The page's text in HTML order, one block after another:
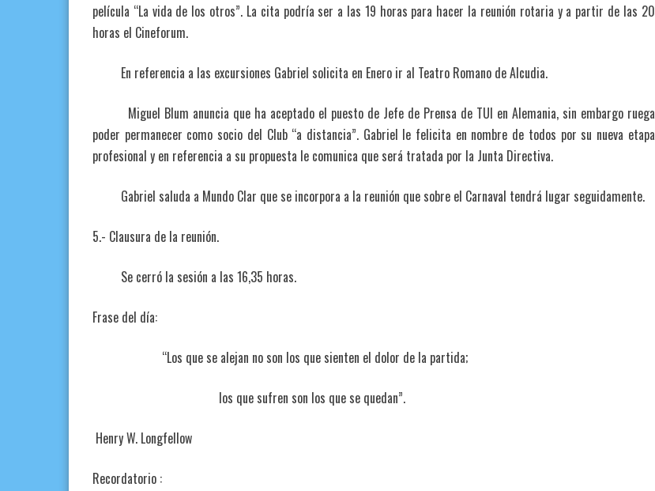
película “La vida de los otros”. La cita podría ser a las 19 horas para hacer la reunión rotaria y a partir de las 20
horas el Cineforum.
En referencia a las excursiones Gabriel solicita en Enero ir al Teatro Romano de Alcudia.
Miguel Blum anuncia que ha aceptado el puesto de Jefe de Prensa de TUI en Alemania, sin embargo ruega
poder permanecer como socio del Club “a distancia”. Gabriel le felicita en nombre de todos por su nueva etapa
profesional y en referencia a su propuesta le comunica que será tratada por la Junta Directiva.
Gabriel saluda a Mundo Clar que se incorpora a la reunión que sobre el Carnaval tendrá lugar seguidamente.
5.- Clausura de la reunión.
Se cerró la sesión a las 16,35 horas.
Frase del día:
“Los que se alejan no son los que sienten el dolor de la partida;
los que sufren son los que se quedan”.
Henry W. Longfellow
Recordatorio :